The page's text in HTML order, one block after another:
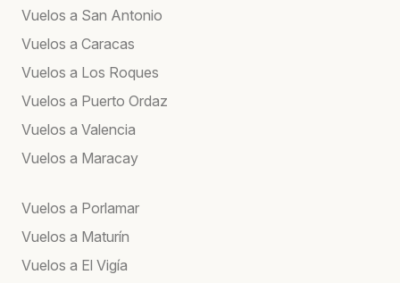
Vuelos a San Antonio
Vuelos a Caracas
Vuelos a Los Roques
Vuelos a Puerto Ordaz
Vuelos a Valencia
Vuelos a Maracay
Vuelos a Porlamar
Vuelos a Maturín
Vuelos a El Vigía